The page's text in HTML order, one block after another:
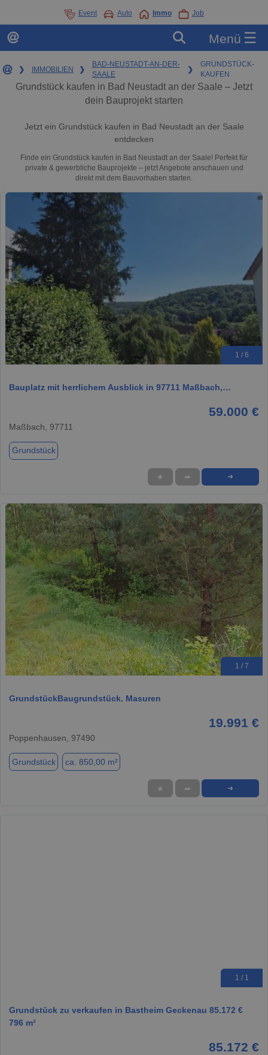
Event Auto Immo Job
Menü ☰
❯ IMMOBILIEN ❯
BAD-NEUSTADT-AN-DER-
SAALE
❯
GRUNDSTÜCK-
KAUFEN
Grundstück kaufen in Bad Neustadt an der Saale – Jetzt
dein Bauprojekt starten
Jetzt ein Grundstück kaufen in Bad Neustadt an der Saale
entdecken
Finde ein Grundstück kaufen in Bad Neustadt an der Saale! Perfekt für
private & gewerbliche Bauprojekte – jetzt Angebote anschauen und
direkt mit dem Bauvorhaben starten.
1 / 6
Bauplatz mit herrlichem Ausblick in 97711 Maßbach,…
59.000 €
Maßbach, 97711
Grundstück
★ ➦ ➜
1 / 7
GrundstückBaugrundstück. Masuren
19.991 €
Poppenhausen, 97490
Grundstück ca. 850,00 m²
★ ➦ ➜
1 / 1
Grundstück zu verkaufen in Bastheim Geckenau 85.172 €
796 m²
85.172 €